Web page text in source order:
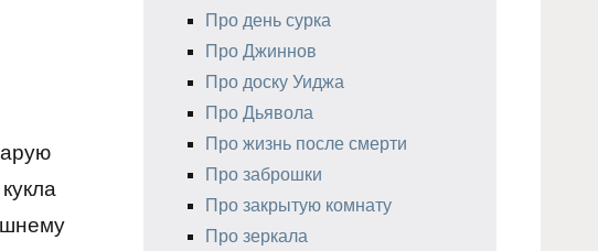
Про день сурка
Про Джиннов
Про доску Уиджа
Про Дьявола
Про жизнь после смерти
Про заброшки
Про закрытую комнату
Про зеркала